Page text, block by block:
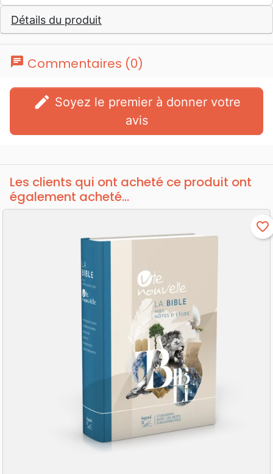
Détails du produit
chat Commentaires (0)
edit
avis
Les clients qui ont acheté ce produit ont
également acheté...
favorite_border